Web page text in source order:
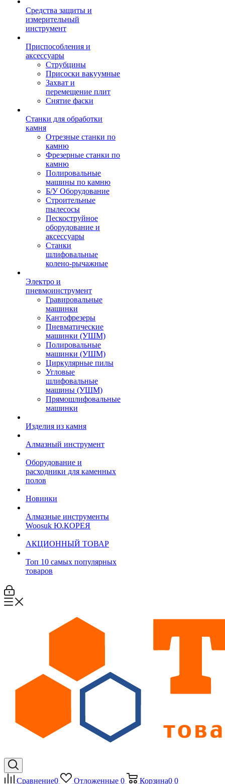
Средства защиты и
измерительный
инструмент
Приспособления и
аксессуары
Струбцины
Присоски вакуумные
Захват и
перемещение плит
Снятие фаски
Станки для обработки
камня
Отрезные станки по
камню
Фрезерные станки по
камню
Полировальные
машины по камню
Б/У Оборудование
Строительные
пылесосы
Пескоструйное
оборудование и
аксессуары
Станки
шлифовальные
колено-рычажные
Электро и
пневмоинструмент
Гравировальные
машинки
Кантофрезеры
Пневматические
машинки (УШМ)
Полировальные
машинки (УШМ)
Циркулярные пилы
Угловые
шлифовальные
машины (УШМ)
Прямошлифовальные
машинки
Изделия из камня
Алмазный инструмент
Оборудование и
расходники для каменных
полов
Новинки
Алмазные инструменты
Woosuk Ю.КОРЕЯ
АКЦИОННЫЙ ТОВАР
Топ 10 самых популярных
товаров
Сравнение0 Отложенные 0 Корзина0 0